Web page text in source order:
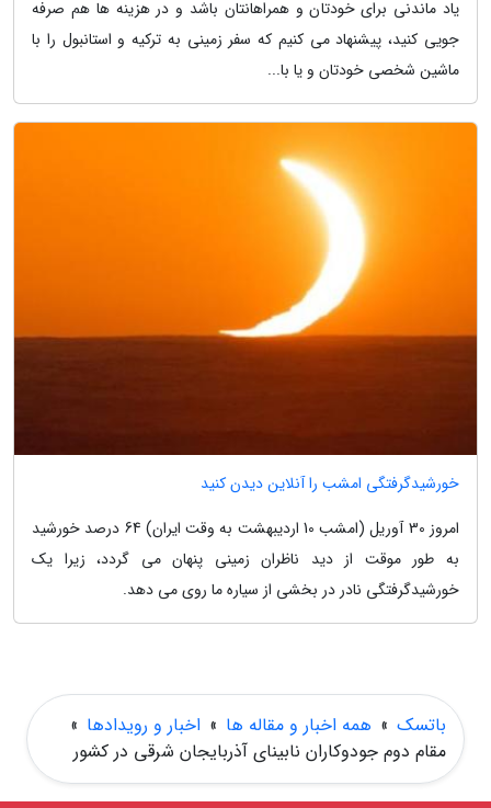
یاد ماندنی برای خودتان و همراهانتان باشد و در هزینه ها هم صرفه
جویی کنید، پیشنهاد می کنیم که سفر زمینی به ترکیه و استانبول را با
ماشین شخصی خودتان و یا با...
خورشیدگرفتگی امشب را آنلاین دیدن کنید
امروز 30 آوریل (امشب 10 اردیبهشت به وقت ایران) 64 درصد خورشید
به طور موقت از دید ناظران زمینی پنهان می گردد، زیرا یک
خورشیدگرفتگی نادر در بخشی از سیاره ما روی می دهد.
باتسک » همه اخبار و مقاله ها » اخبار و رویدادها »
مقام دوم جودوکاران نابینای آذربایجان شرقی در کشور